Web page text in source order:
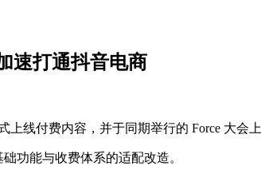
速打通抖音电商
线付费内容，并于同期举行的 Force 大会
功能与收费体系的适配改造。